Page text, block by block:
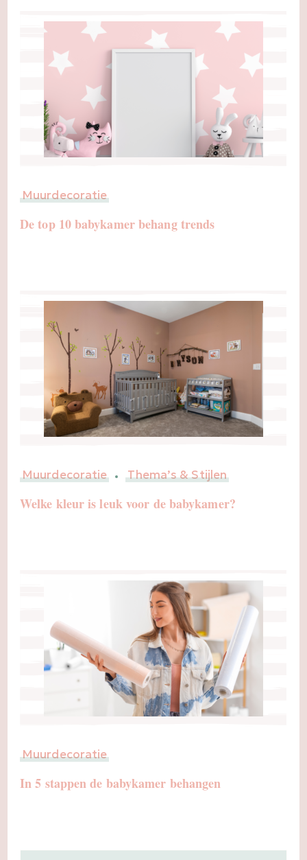
Muurdecoratie
De top 10 babykamer behang trends
Muurdecoratie Thema’s & Stijlen
Welke kleur is leuk voor de babykamer?
Muurdecoratie
In 5 stappen de babykamer behangen